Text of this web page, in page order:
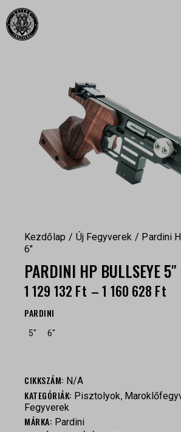
Kezdőlap Új Fegyverek
Pardini
6″
PARDINI HP BULLSEYE 5″
1 129 132 Ft –1 160 628 Ft
PARDINI
5" 6"
CIKKSZÁM: N/A
KATEGÓRIÁK: Pisztolyok,
Fegyverek
MÁRKA: Pardini